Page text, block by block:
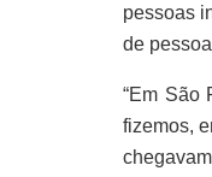
pessoas
de
“Em São
fizemos,